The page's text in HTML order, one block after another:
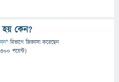
হয় কেন?
" বিভাগে জিজ্ঞাসাকরেছেন
পয়েন্ট)